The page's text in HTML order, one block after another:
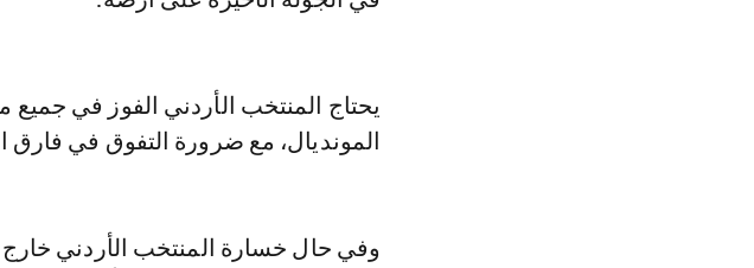
يحتاج المنتخب الأردني الفوز في
المونديال، مع ضرورة التفوق في فارق
وفي حال خسارة المنتخب الأردني خارج